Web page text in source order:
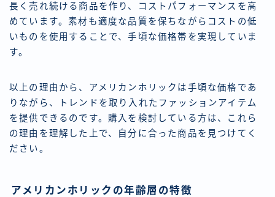
長く売れ続ける商品を作り、コストパフォーマンスを高
めています。素材も適度な品質を保ちながらコストの低
いものを使用することで、手頃な価格帯を実現していま
す。
以上の理由から、アメリカンホリックは手頃な価格であ
りながら、トレンドを取り入れたファッションアイテム
を提供できるのです。購入を検討している方は、これら
の理由を理解した上で、自分に合った商品を見つけてく
ださい。
アメリカンホリックの年齢層の特徴